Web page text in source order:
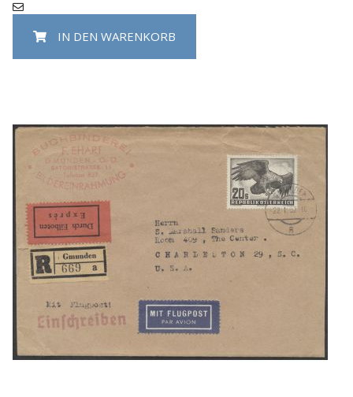
IN DEN WARENKORB